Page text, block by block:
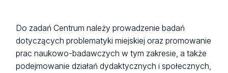
Do zadań Centrum należy prowadzenie badań
dotyczących problematyki miejskiej oraz promowanie
prac naukowo-badawczych w tym zakresie, a także
podejmowanie działań dydaktycznych i społecznych,